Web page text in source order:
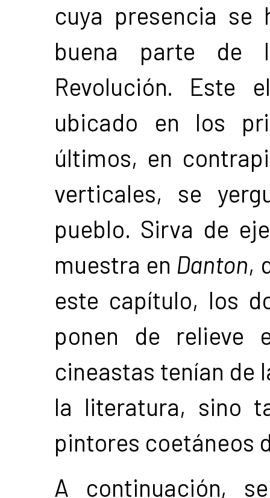
cuya presencia
buena parte de
Revolución. Este
ubicado en los
últimos, en
verticales, se
pueblo. Sirva de
muestra en Danton,
este capítulo, los
ponen de relieve
cineastas tenían de
la literatura, sino
pintores coetáneos
A continuación,